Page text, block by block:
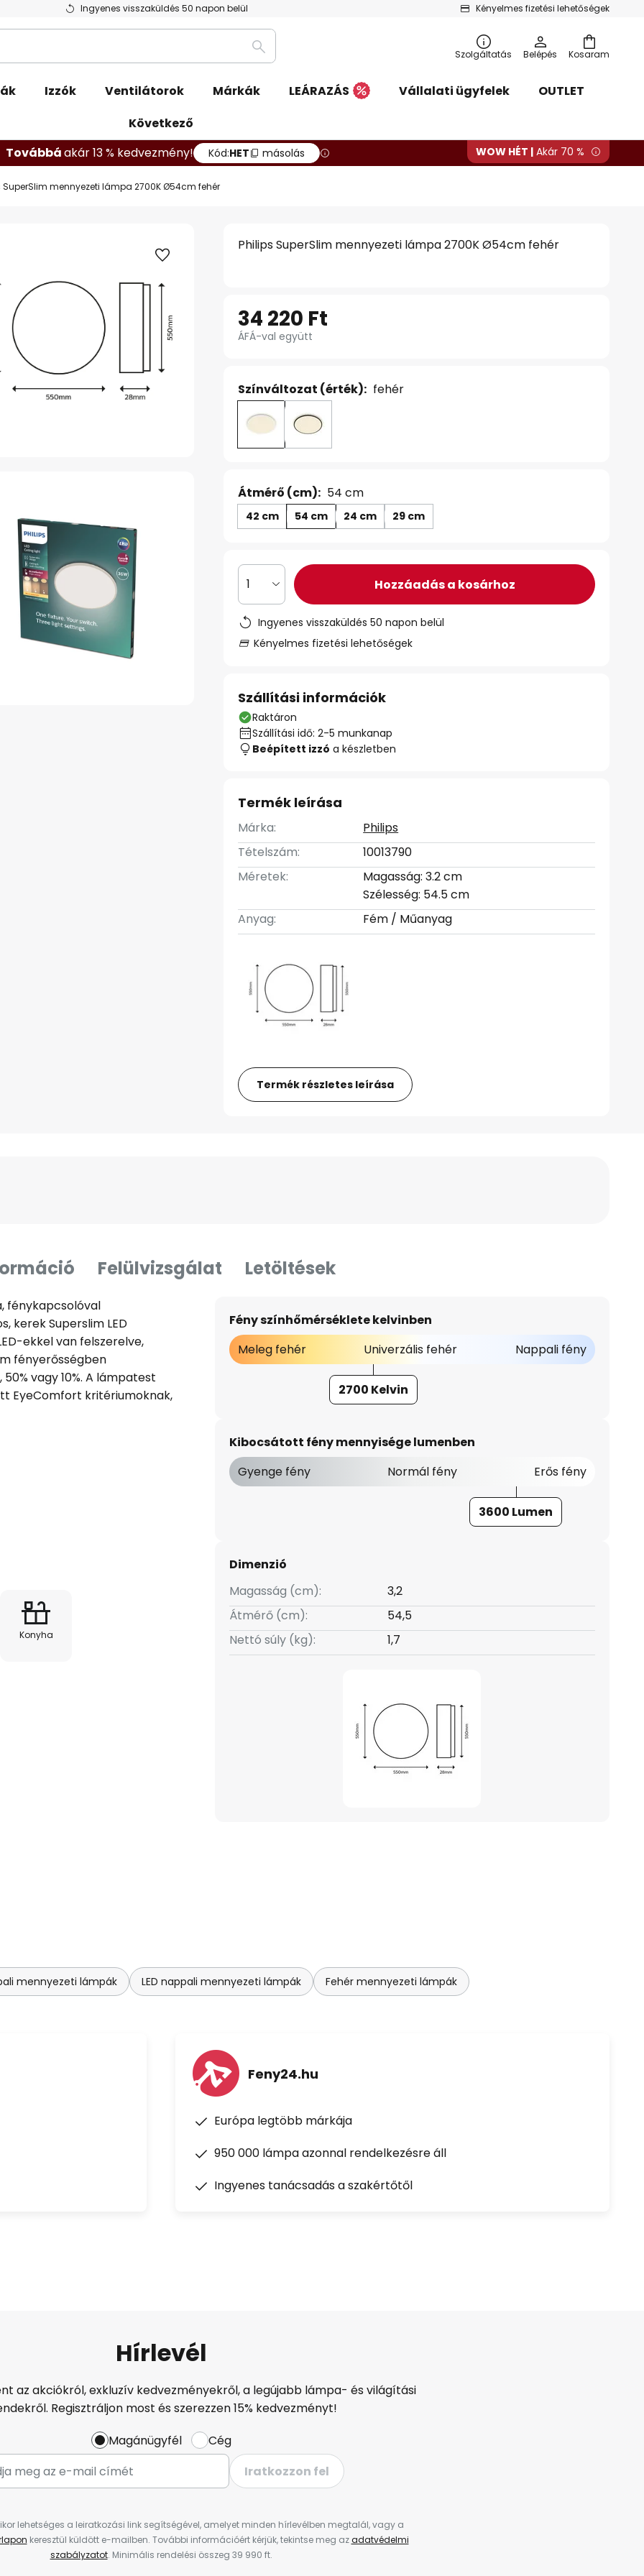
Ingyenes visszaküldés 50 napon belül Kényelmes fizetési lehetőségek
Kosaram
Keresés
Szolgáltatás Belépés
Izzók Ventilátorok Márkák LEÁRAZÁS Vállalati ügyfelek
OUTLET
Következő
Továbbáakár 13 % kedvezmény! Kód:HET másolás WOW HÉT | Akár 70 %
SuperSlim mennyezeti lámpa 2700K Ø54cm fehér
Philips SuperSlim mennyezeti lámpa 2700K Ø54cm fehér
34 220 Ft
ÁFÁ-val együtt
Színváltozat (érték): fehér
Átmérő (cm): 54 cm
42 cm 54 cm 24 cm 29 cm
1 Hozzáadás a kosárhoz
Ingyenes visszaküldés 50 napon belül
Kényelmes fizetési lehetőségek
Szállítási információk
Raktáron
Szállítási idő: 2-5 munkanap
Beépített izzó a készletben
Termék leírása
Márka:
Philips
Tételszám:
10013790
Méretek:
Magasság: 3.2 cm
Szélesség: 54.5 cm
Anyag:
Fém / Műanyag
Termék részletes leírása
Felülvizsgálat Letöltések
fénykapcsolóval
kerek Superslim LED
ekkel van felszerelve,
fényerősségben
vagy 10%. A lámpatest
EyeComfort kritériumoknak,
Konyha
Fény színhőmérséklete kelvinben
Meleg fehér
Univerzális fehér Nappali fény
2700 Kelvin
Kibocsátott fény mennyisége lumenben
Gyenge fény
Normál fény Erős fény
3600 Lumen
Dimenzió
Magasság (cm):
3,2
Átmérő (cm):
54,5
Nettó súly (kg):
1,7
mennyezeti lámpák LED nappali mennyezeti lámpák Fehér mennyezeti lámpák
Feny24.hu
Európa legtöbb márkája
950 000 lámpa azonnal rendelkezésre áll
Ingyenes tanácsadás a szakértőtől
Hírlevél
az akciókról, exkluzív kedvezményekről, a legújabb lámpa- és világítási
Regisztráljon most és szerezzen 15% kedvezményt!
Magánügyfél
Cég
Iratkozzon fel
lehetséges a leiratkozási link segítségével, amelyet minden hírlevélben megtalál, vagy a
keresztül küldött e-mailben. További információért kérjük, tekintse meg azadatvédelmi
szabályzatot. Minimális rendelési összeg 39 990 ft.